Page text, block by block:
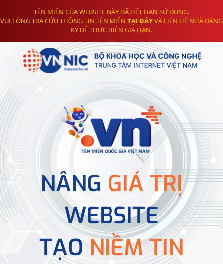
TÊN MIỀN CỦA WEBSITE NÀY ĐÃ HẾT HẠN SỬ DỤNG.
VUI LÒNG TRA CỨU THÔNG TIN TÊN MIỀN TẠI ĐÂYVÀ LIÊN HỆ NHÀ ĐĂNG
KÝ ĐỂ THỰC HIỆN GIA HẠN.
NÂNG GIÁ TRỊ
WEBSITE
TẠONIỀM TIN